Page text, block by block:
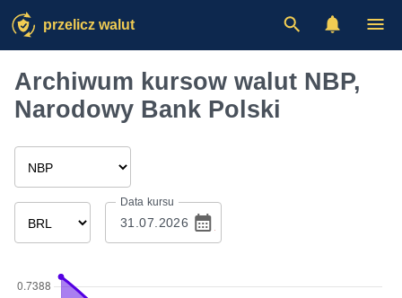
przelicz walut
Archiwum kursow walut NBP,
Narodowy Bank Polski
Data kursu